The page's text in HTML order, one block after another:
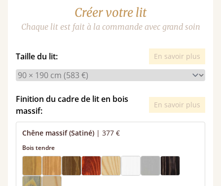
Créer votre lit
Chaque lit est fait à la commande avec grand soin
Taille du lit: En savoir plus
Finition du cadre de lit en bois
massif:
En savoir plus
Chêne massif (Satiné) | 377 €
Bois tendre